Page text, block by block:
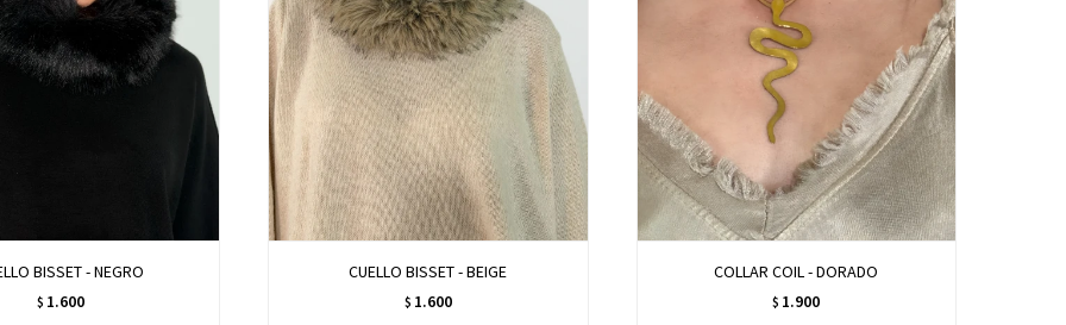
BISSET - NEGRO
$ 1.600
CUELLO BISSET - BEIGE
$ 1.600
COLLAR COIL - DORADO
$ 1.900